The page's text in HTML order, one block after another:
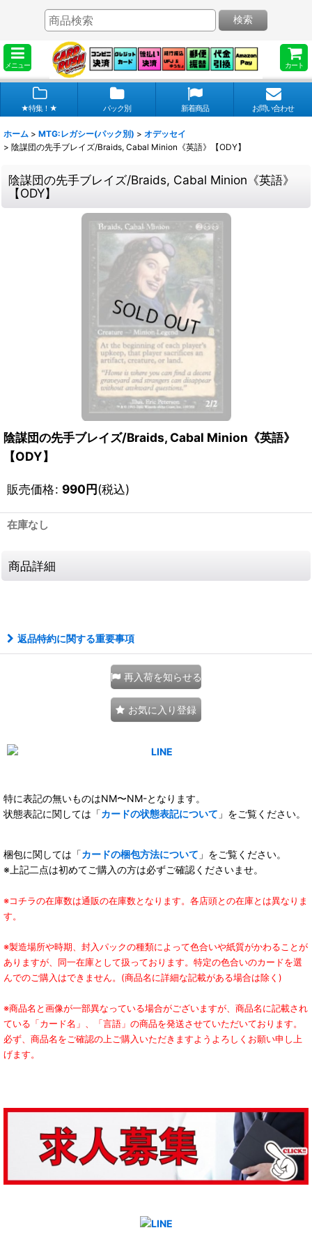
メニュー カート
検索
★特集！★ パック別 新着商品 お問い合わせ
ホーム > MTG:レガシー(パック別) > オデッセイ
> 陰謀団の先手ブレイズ/Braids, Cabal Minion《英語》【ODY】
陰謀団の先手ブレイズ/Braids, Cabal Minion《英語》
【ODY】
陰謀団の先手ブレイズ/Braids, Cabal Minion《英語》
【ODY】
販売価格: 990円(税込)
在庫なし
商品詳細
返品特約に関する重要事項
再入荷を知らせる
お気に入り登録
特に表記の無いものはNM〜NM-となります。
状態表記に関しては「カードの状態表記について 」をご覧ください。
梱包に関しては「カードの梱包方法について 」をご覧ください。
※上記二点は初めてご購入の方は必ずご確認くださいませ。
※コチラの在庫数は通販の在庫数となります。各店頭との在庫とは異なりま
す。
※製造場所や時期、封入パックの種類によって色合いや紙質がかわることが
ありますが、同一在庫として扱っております。特定の色合いのカードを選
んでのご購入はできません。(商品名に詳細な記載がある場合は除く)
※商品名と画像が一部異なっている場合がございますが、商品名に記載され
ている「カード名」、「言語」の商品を発送させていただいております。
必ず、商品名をご確認の上ご購入いただきますようよろしくお願い申し上
げます。